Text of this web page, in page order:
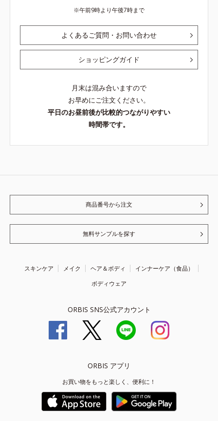
午前9時より午後7時まで
よくあるご質問・お問い合わせ
ショッピングガイド
月末は混み合いますので
お早めにご注文ください。
平日のお昼前後が比較的つながりやすい
時間帯です。
商品番号から注文
無料サンプルを探す
スキンケア メイク ヘア＆ボディ
インナーケア（食品）
ボディウェア
ORBIS SNS公式アカウント
ORBIS アプリ
お買い物をもっと楽しく、便利に！